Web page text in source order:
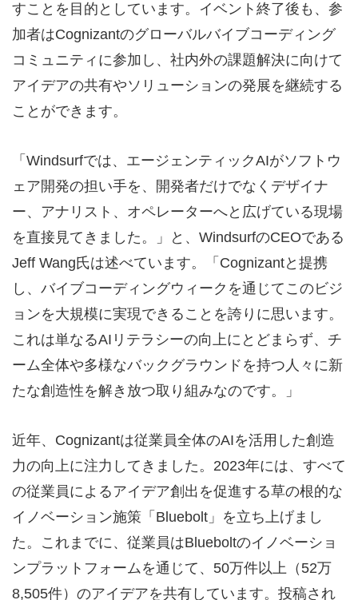
すことを目的としています。イベント終了後も、参
加者はCognizantのグローバルバイブコーディング
コミュニティに参加し、社内外の課題解決に向けて
アイデアの共有やソリューションの発展を継続する
ことができます。
「Windsurfでは、エージェンティックAIがソフトウ
ェア開発の担い手を、開発者だけでなくデザイナ
ー、アナリスト、オペレーターへと広げている現場
を直接見てきました。」と、WindsurfのCEOである
Jeff Wang氏は述べています。「Cognizantと提携
し、バイブコーディングウィークを通じてこのビジ
ョンを大規模に実現できることを誇りに思います。
これは単なるAIリテラシーの向上にとどまらず、チ
ーム全体や多様なバックグラウンドを持つ人々に新
たな創造性を解き放つ取り組みなのです。」
近年、Cognizantは従業員全体のAIを活用した創造
力の向上に注力してきました。2023年には、すべて
の従業員によるアイデア創出を促進する草の根的な
イノベーション施策「Bluebolt」を立ち上げまし
た。これまでに、従業員はBlueboltのイノベーショ
ンプラットフォームを通じて、50万件以上（52万
8,505件）のアイデアを共有しています。投稿され